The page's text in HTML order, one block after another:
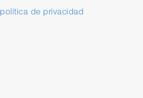
política de privacidad